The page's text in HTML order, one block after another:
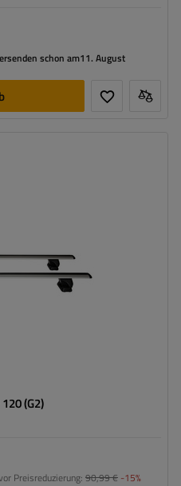
schon am11. August
(G2)
Preisreduzierung: 90,99 € -15%